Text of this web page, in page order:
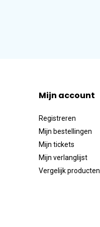
Mijn account
Registreren
Mijn bestellingen
Mijn tickets
Mijn verlanglijst
Vergelijk producten